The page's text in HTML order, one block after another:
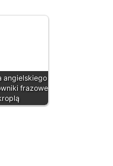
angielskiego
frazowe